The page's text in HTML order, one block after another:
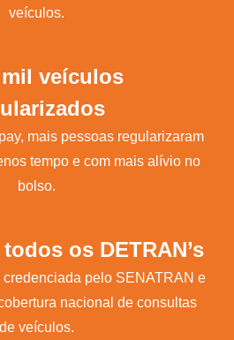
veículos.
mil veículos
mais pessoas regularizaram
tempo e com mais alívio no
bolso.
os DETRAN’s
credenciada pelo SENATRAN e
nacional de consultas
de veículos.